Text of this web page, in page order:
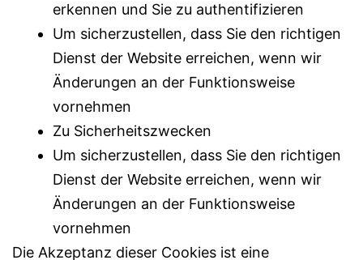
erkennen und Sie zu authentifizieren
Um sicherzustellen, dass Sie den richtigen
Dienst der Website erreichen, wenn wir
Änderungen an der Funktionsweise
vornehmen
Zu Sicherheitszwecken
Um sicherzustellen, dass Sie den richtigen
Dienst der Website erreichen, wenn wir
Änderungen an der Funktionsweise
vornehmen
Die Akzeptanz dieser Cookies ist eine